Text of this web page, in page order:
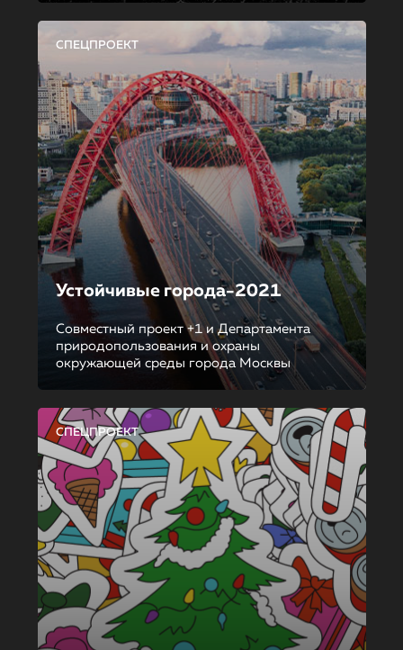
СПЕЦПРОЕКТ
Устойчивые города-2021
Совместный проект +1 и Департамента
природопользования и охраны
окружающей среды города Москвы
СПЕЦПРОЕКТ